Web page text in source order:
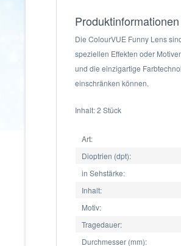
Die ColourVUE Funny Lens
speziellen Effekten oder
und die einzigartige
einschränken können.
Inhalt: 2 Stück
Art:
Dioptrien (dpt):
in Sehstärke:
Inhalt:
Motiv:
Tragedauer:
Durchmesser (mm):